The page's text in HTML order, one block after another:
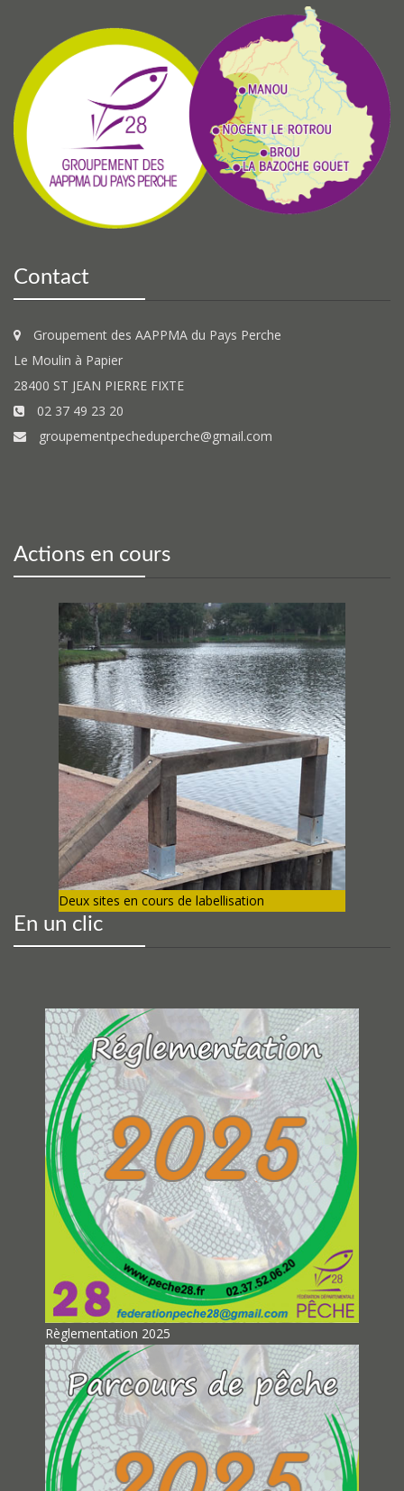
Contact
Groupement des AAPPMA du Pays Perche
Le Moulin à Papier
28400 ST JEAN PIERRE FIXTE
02 37 49 23 20
groupementpecheduperche@gmail.com
Actions en cours
Deux sites en cours de labellisation
En un clic
Règlementation 2025